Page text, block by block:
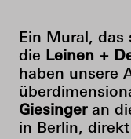
Ein Mural, das
die Leinen +
haben unsere
Giesingeran
in Berlin,